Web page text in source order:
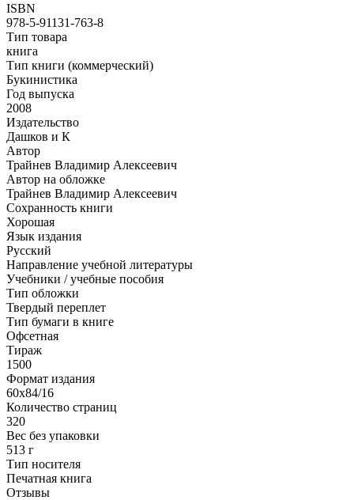
ISBN
978-5-91131-763-8
Тип товара
книга
Тип книги (коммерческий)
Букинистика
Год выпуска
2008
Издательство
Дашков и К
Автор
Трайнев Владимир Алексеевич
Автор на обложке
Трайнев Владимир Алексеевич
Сохранность книги
Хорошая
Язык издания
Русский
Направление учебной литературы
Учебники / учебные пособия
Тип обложки
Твердый переплет
Тип бумаги в книге
Офсетная
Тираж
1500
Формат издания
60x84/16
Количество страниц
320
Вес без упаковки
513 г
Тип носителя
Печатная книга
Отзывы